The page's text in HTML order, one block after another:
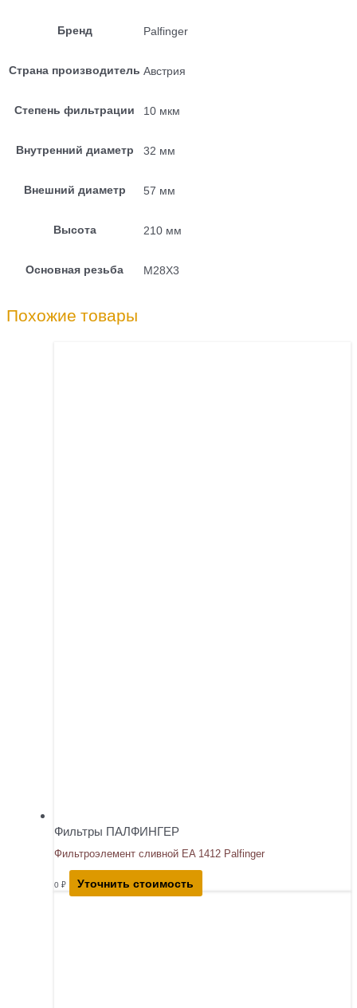
Бренд Palfinger
Страна производитель Австрия
Степень фильтрации 10 мкм
Внутренний диаметр 32 мм
Внешний диаметр 57 мм
Высота 210 мм
Основная резьба M28X3
Похожие товары
Фильтры ПАЛФИНГЕР
Фильтроэлемент сливной EA 1412 Palfinger
0 ₽ Уточнить стоимость